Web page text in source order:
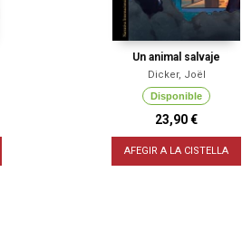
Un animal salvaje
Dicker, Joël
Disponible
23,90 €
AFEGIR A LA CISTELLA